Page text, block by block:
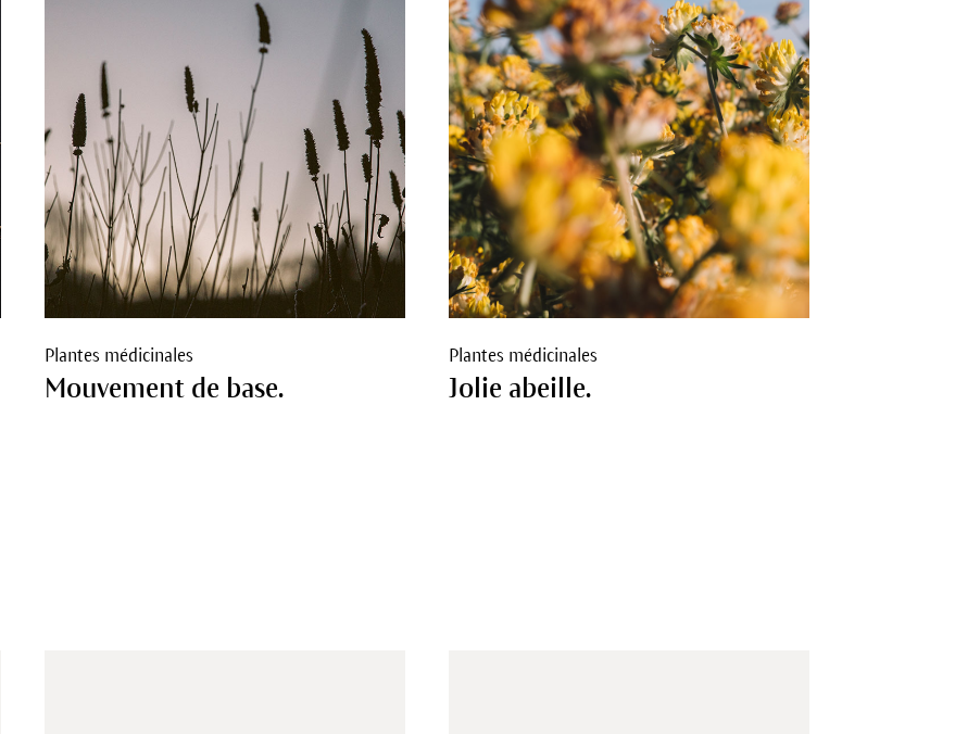
Plantes médicinales
Mouvement de base.
Plantes médicinales
Jolie abeille.